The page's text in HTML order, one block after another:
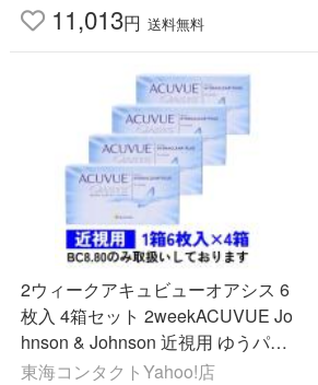
11,013円 送料無料
2ウィークアキュビューオアシス 6
枚入 4箱セット 2weekACUVUE Jo
hnson & Johnson 近視用 ゆうパケ
ット送料無料
東海コンタクトYahoo!店